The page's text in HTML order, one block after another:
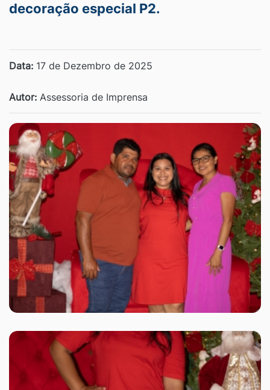
decoração especial P2.
Data: 17 de Dezembro de 2025
Autor: Assessoria de Imprensa